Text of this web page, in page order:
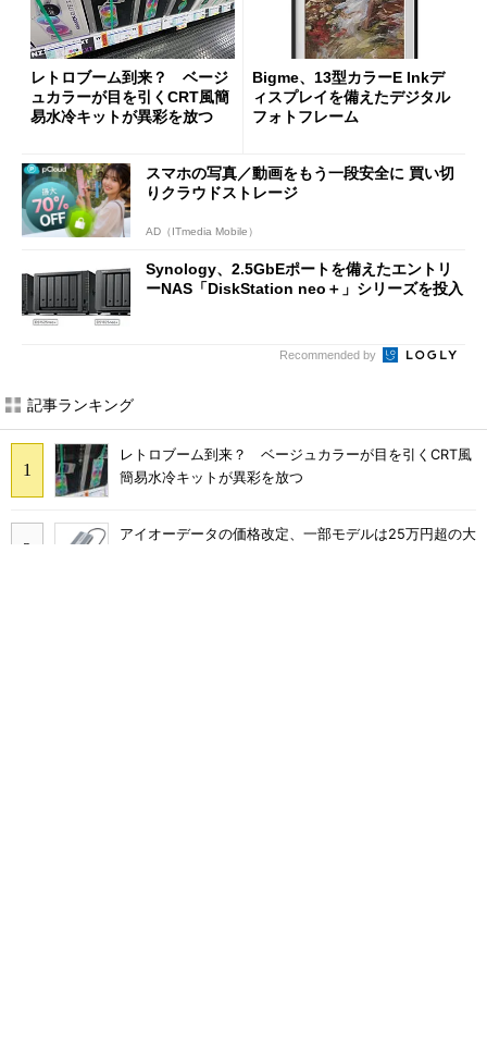
レトロブーム到来？ ベージ
ュカラーが目を引くCRT風簡
易水冷キットが異彩を放つ
Bigme、13型カラーE Inkデ
ィスプレイを備えたデジタル
フォトフレーム
スマホの写真／動画をもう一段安全に 買い切
りクラウドストレージ
AD（ITmedia Mobile）
Synology、2.5GbEポートを備えたエントリ
ーNAS「DiskStation neo＋」シリーズを投入
Recommended by
記事ランキング
レトロブーム到来？ ベージュカラーが目を引くCRT風
簡易水冷キットが異彩を放つ
アイオーデータの価格改定、一部モデルは25万円超の大